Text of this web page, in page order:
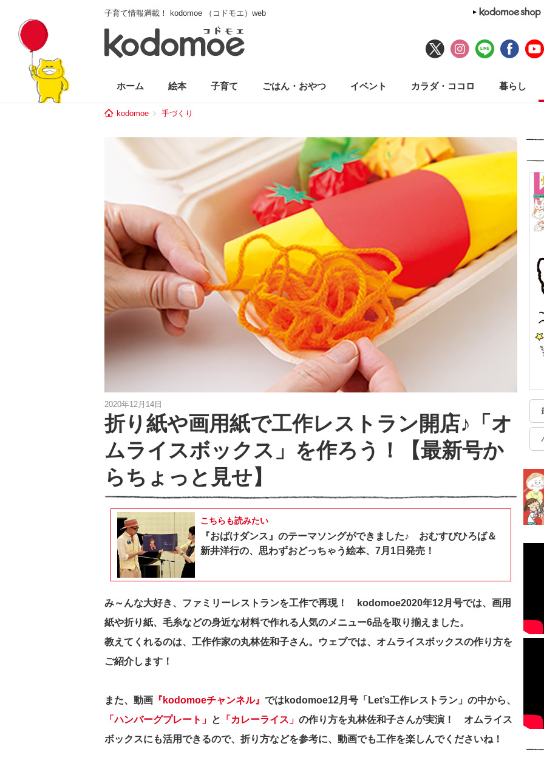
子育て情報満載！ kodomoe （コドモエ）web
ホーム 絵本 子育て ごはん・おやつ イベント カラダ・ココロ 暮らし
kodomoe 手づくり
2020年12月14日
折り紙や画用紙で工作レストラン開店♪「オ
ムライスボックス」を作ろう！【最新号か
らちょっと見せ】
こちらも読みたい
『おばけダンス』のテーマソングができました♪ おむすびひろば＆
新井洋行の、思わずおどっちゃう絵本、7月1日発売！
み～んな大好き、ファミリーレストランを工作で再現！ kodomoe2020年12月号では、画用
紙や折り紙、毛糸などの身近な材料で作れる人気のメニュー6品を取り揃えました。
教えてくれるのは、工作作家の丸林佐和子さん。ウェブでは、オムライスボックスの作り方を
ご紹介します！
また、動画 『kodomoeチャンネル』 ではkodomoe12月号「Let’s工作レストラン」の中から、
「ハンバーグプレート」 と 「カレーライス」 の作り方を丸林佐和子さんが実演！ オムライス
ボックスにも活用できるので、 折り方などを参考に、動画でも工作を楽しんでくださいね！